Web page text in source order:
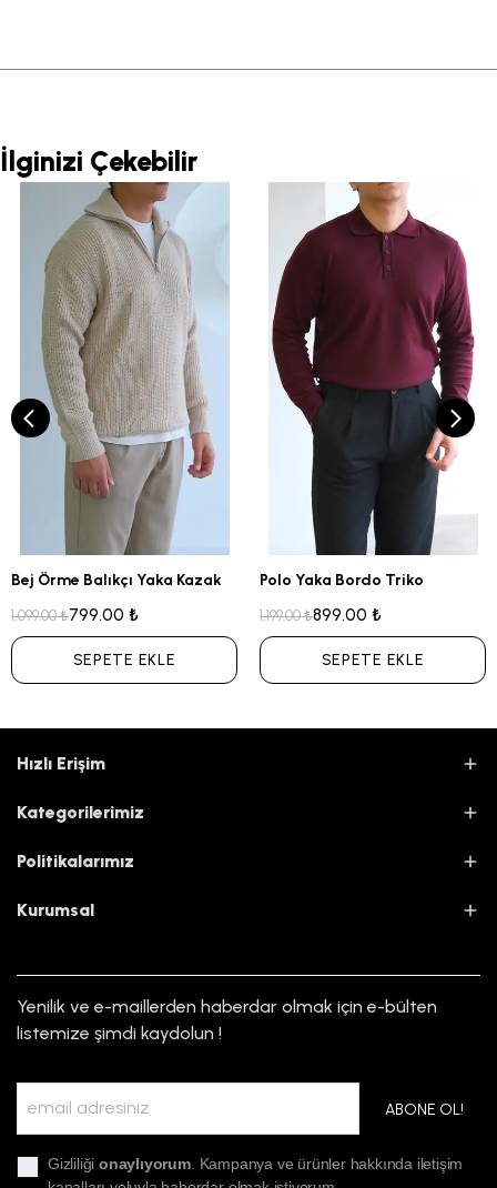
İlginizi Çekebilir
Bej Örme Balıkçı Yaka Kazak
1,099.00 ₺799.00 ₺
SEPETE EKLE
Polo Yaka Bordo Triko
1,199.00 ₺899.00 ₺
SEPETE EKLE
Hızlı Erişim
Kategorilerimiz
Politikalarımız
Kurumsal
Yenilik ve e-maillerden haberdar olmak için e-bülten
listemize şimdi kaydolun !
ABONE OL!
Gizliliğionaylıyorum. Kampanya ve ürünler hakkında iletişim